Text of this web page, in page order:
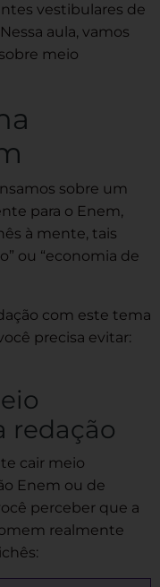
vestibulares de
aula, vamos
meio
sobre um
para o Enem,
à mente, tais
ou “economia de
com este tema
precisa evitar:
redação
cair meio
Enem ou de
perceber que a
realmente